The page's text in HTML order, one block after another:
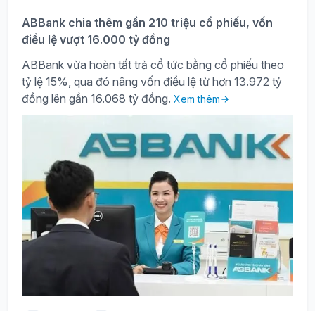
ABBank chia thêm gần 210 triệu cổ phiếu, vốn
điều lệ vượt 16.000 tỷ đồng
ABBank vừa hoàn tất trả cổ tức bằng cổ phiếu theo
tỷ lệ 15%, qua đó nâng vốn điều lệ từ hơn 13.972 tỷ
đồng lên gần 16.068 tỷ đồng. Xem thêm